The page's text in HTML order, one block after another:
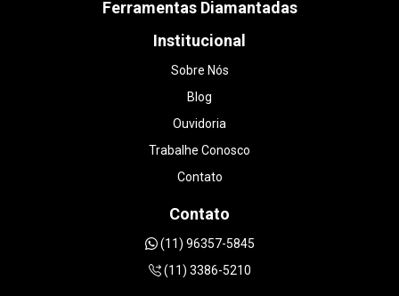
Ferramentas Diamantadas
Institucional
Sobre Nós
Blog
Ouvidoria
Trabalhe Conosco
Contato
Contato
(11) 96357-5845
(11) 3386-5210